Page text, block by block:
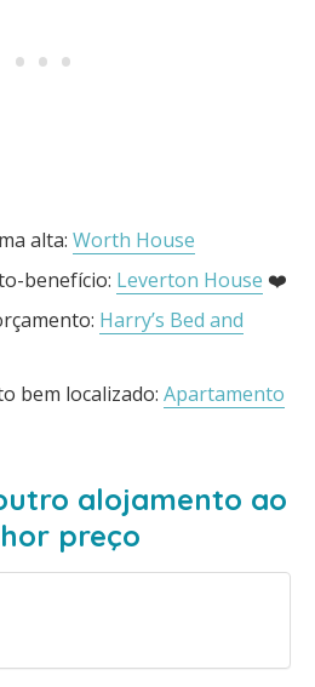
alta: Worth House
benefício: Leverton House ❤️
Harry’s Bed and
bem localizado: Apartamento
alojamento ao
preço